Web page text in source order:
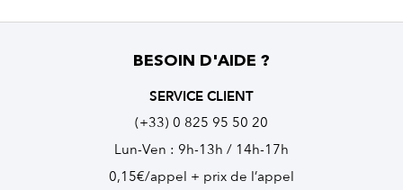
BESOIN D'AIDE ?
SERVICE CLIENT
(+33) 0 825 95 50 20
Lun-Ven : 9h-13h / 14h-17h
0,15€/appel + prix de l’appel